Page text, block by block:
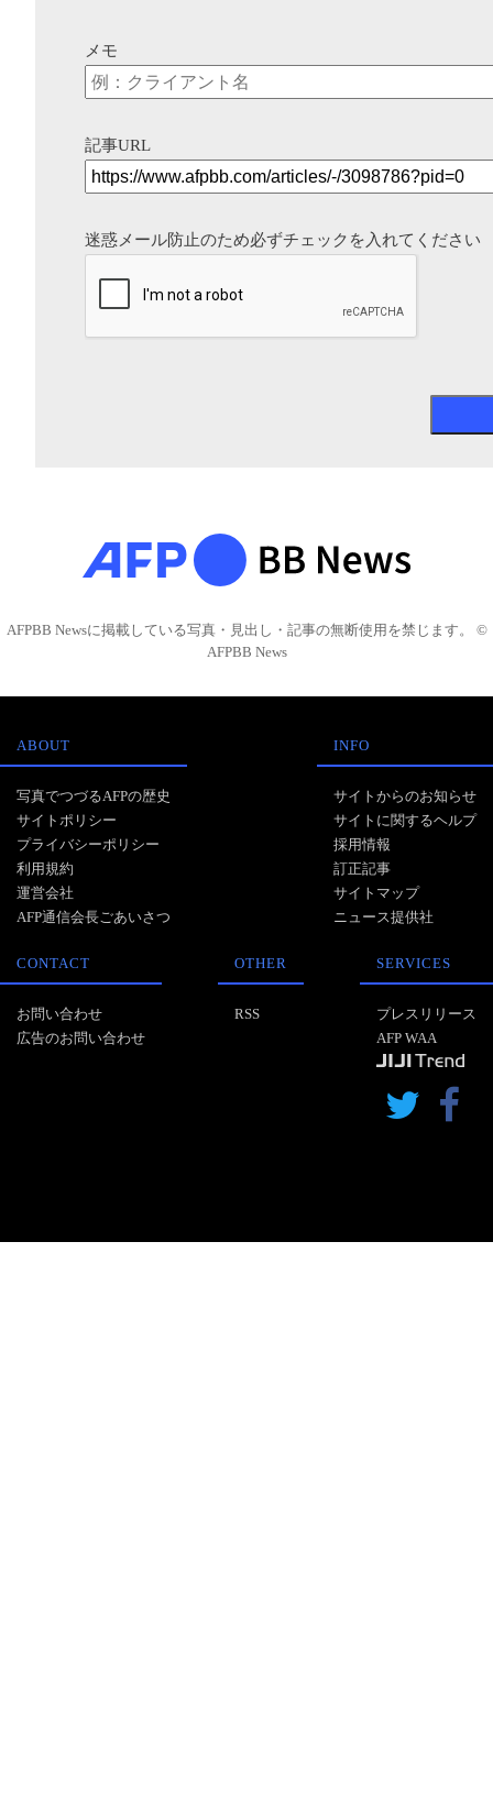
メモ
記事URL
迷惑メール防止のため必ずチェックを入れてください
AFPBB Newsに掲載している写真・見出し・記事の無断使用を禁じます。 ©
AFPBB News
ABOUT
写真でつづるAFPの歴史
サイトポリシー
プライバシーポリシー
利用規約
運営会社
AFP通信会長ごあいさつ
INFO
サイトからのお知らせ
サイトに関するヘルプ
採用情報
訂正記事
サイトマップ
ニュース提供社
CONTACT
お問い合わせ
広告のお問い合わせ
OTHER
RSS
SERVICES
プレスリリース
AFP WAA